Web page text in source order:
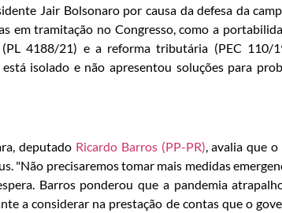
Jair Bolsonaro por causa da defesa da
em tramitação no Congresso, como a
4188/21) e a reforma tributária (PEC 110/
isolado e não apresentou soluções para
deputado Ricardo Barros (PP-PR) , avalia que
"Não precisaremos tomar mais medidas
Barros ponderou que a pandemia
a considerar na prestação de contas que o